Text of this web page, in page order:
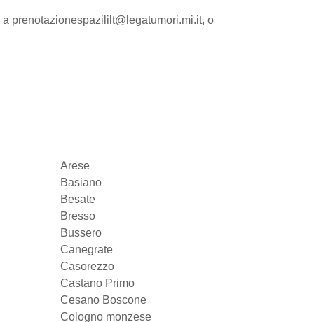
prenotazionespazililt@legatumori.mi.it, o
Arese
Basiano
Besate
Bresso
Bussero
Canegrate
Casorezzo
Castano Primo
Cesano Boscone
Cologno monzese